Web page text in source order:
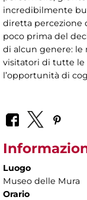
incredibilmente
diretta percezione
poco prima del
di alcun genere: le
visitatori di tutte le
l’opportunità di
Luogo
Museo delle Mura
Orario